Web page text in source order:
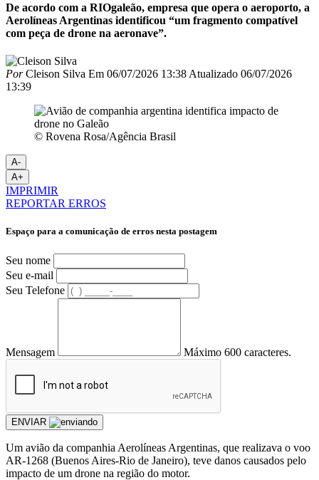
De acordo com a RIOgaleão, empresa que opera o aeroporto, a
Aerolíneas Argentinas identificou “um fragmento compatível
com peça de drone na aeronave”.
PorCleison Silva Em 06/07/2026 13:38 Atualizado 06/07/2026
13:39
© Rovena Rosa/Agência Brasil
A-
A+
IMPRIMIR
REPORTAR ERROS
Espaço para a comunicação de erros nesta postagem
Seu nome
Seu e-mail
Seu Telefone
Mensagem Máximo 600 caracteres.
ENVIAR
Um avião da companhia Aerolíneas Argentinas, que realizava o voo
AR-1268 (Buenos Aires-Rio de Janeiro), teve danos causados pelo
impacto de um drone na região do motor.